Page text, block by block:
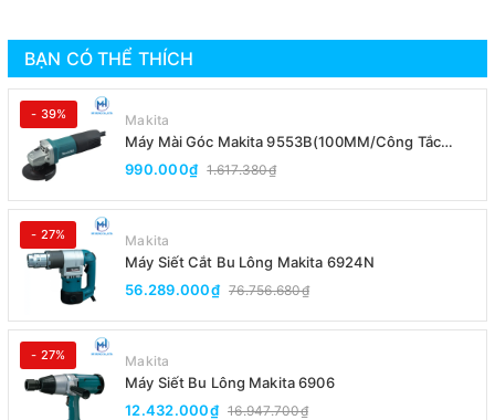
BẠN CÓ THỂ THÍCH
- 39% Makita
Máy Mài Góc Makita 9553B(100MM/Công Tắc
Đuôi)
990.000₫ 1.617.380₫
- 27% Makita
Máy Siết Cắt Bu Lông Makita 6924N
56.289.000₫ 76.756.680₫
- 27% Makita
Máy Siết Bu Lông Makita 6906
12.432.000₫ 16.947.700₫